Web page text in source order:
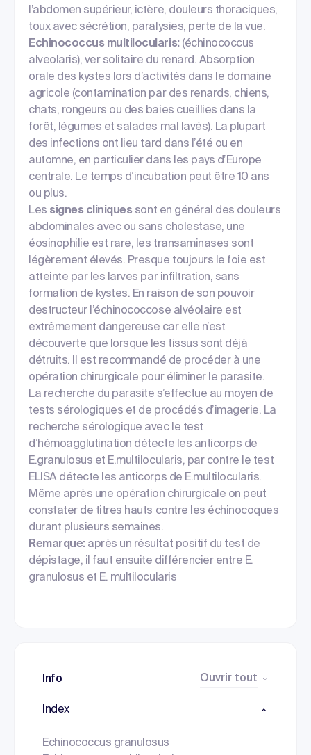
l’abdomen supérieur, ictère, douleurs thoraciques,
toux avec sécrétion, paralysies, perte de la vue.
Echinococcus multilocularis:(échinococcus
alveolaris), ver solitaire du renard. Absorption
orale des kystes lors d’activités dans le domaine
agricole (contamination par des renards, chiens,
chats, rongeurs ou des baies cueillies dans la
forêt, légumes et salades mal lavés). La plupart
des infections ont lieu tard dans l’été ou en
automne, en particulier dans les pays d’Europe
centrale. Le temps d’incubation peut être 10 ans
ou plus.
Les signes cliniques sont en général des douleurs
abdominales avec ou sans cholestase, une
éosinophilie est rare, les transaminases sont
légèrement élevés. Presque toujours le foie est
atteinte par les larves par infiltration, sans
formation de kystes. En raison de son pouvoir
destructeur l’échinococcose alvéolaire est
extrêmement dangereuse car elle n’est
découverte que lorsque les tissus sont déjà
détruits. Il est recommandé de procéder à une
opération chirurgicale pour éliminer le parasite.
La recherche du parasite s’effectue au moyen de
tests sérologiques et de procédés d’imagerie. La
recherche sérologique avec le test
d’hémoagglutination détecte les anticorps de
E.granulosus et E.multilocularis, par contre le test
ELISA détecte les anticorps de E.multilocularis.
Même après une opération chirurgicale on peut
constater de titres hauts contre les échinocoques
durant plusieurs semaines.
Remarque:après un résultat positif du test de
dépistage, il faut ensuite différencier entre E.
granulosus et E. multilocularis
Info Ouvrir tout
Index
Echinococcus granulosus